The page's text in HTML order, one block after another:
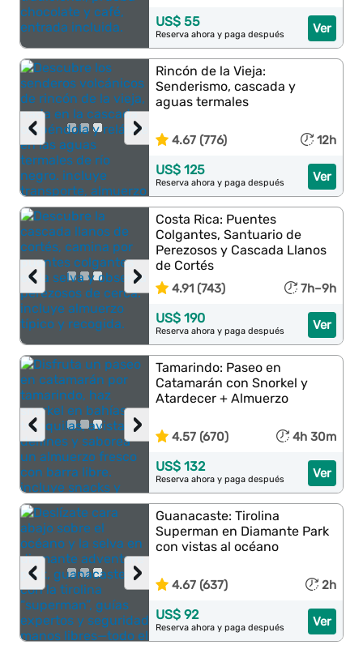
Ver
US$ 55
Reserva ahora y paga después
›
‹
Rincón de la Vieja:
Senderismo, cascada y
aguas termales
4.67 (776) 12h
Ver
US$ 125
Reserva ahora y paga después
›
‹
Costa Rica: Puentes
Colgantes, Santuario de
Perezosos y Cascada Llanos
de Cortés
4.91 (743) 7h–9h
Ver
US$ 190
Reserva ahora y paga después
›
‹
Tamarindo: Paseo en
Catamarán con Snorkel y
Atardecer + Almuerzo
4.57 (670) 4h 30m
Ver
US$ 132
Reserva ahora y paga después
›
‹
Guanacaste: Tirolina
Superman en Diamante Park
con vistas al océano
4.67 (637) 2h
Ver
US$ 92
Reserva ahora y paga después